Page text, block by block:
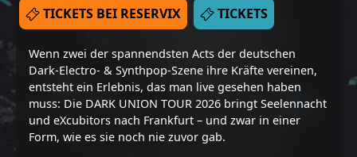
TICKETS BEI RESERVIX TICKETS
Wenn zwei der spannendsten Acts der deutschen
Dark-Electro- & Synthpop-Szene ihre Kräfte vereinen,
entsteht ein Erlebnis, das man live gesehen haben
muss: Die DARK UNION TOUR 2026 bringt Seelennacht
und eXcubitors nach Frankfurt – und zwar in einer
Form, wie es sie noch nie zuvor gab.